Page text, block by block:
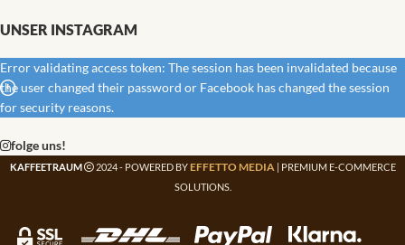
UNSER INSTAGRAM
Error validating access token: The session has been invalidated because
the user changed their password or Facebook has changed the session
for security reasons.
folge uns!
KAFFEETRAUM 2024 - POWERED BY EFFETTO MEDIA | PREMIUM E-COMMERCE
SOLUTIONS.